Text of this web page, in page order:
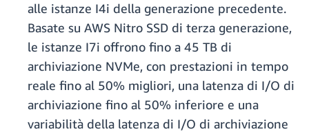
alle istanze I4i della generazione precedente.
Basate su AWS Nitro SSD di terza generazione,
le istanze I7i offrono fino a 45 TB di
archiviazione NVMe, con prestazioni in tempo
reale fino al 50% migliori, una latenza di I/O di
archiviazione fino al 50% inferiore e una
variabilità della latenza di I/O di archiviazione